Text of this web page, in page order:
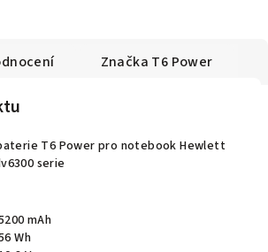
Značka T6 Power
T6 Power pro notebook Hewlett
serie
mAh
Wh